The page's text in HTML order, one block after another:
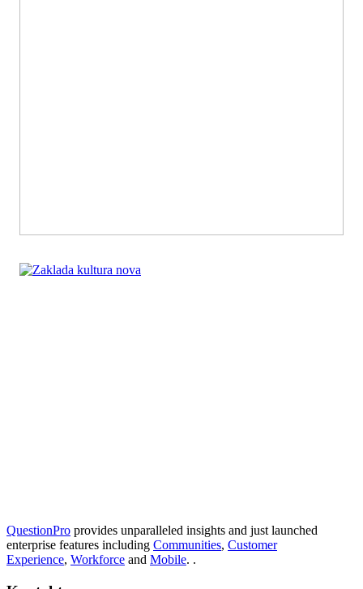
QuestionPro provides unparalleled insights and just launched
enterprise features including Communities, Customer
Experience, Workforce and Mobile. .